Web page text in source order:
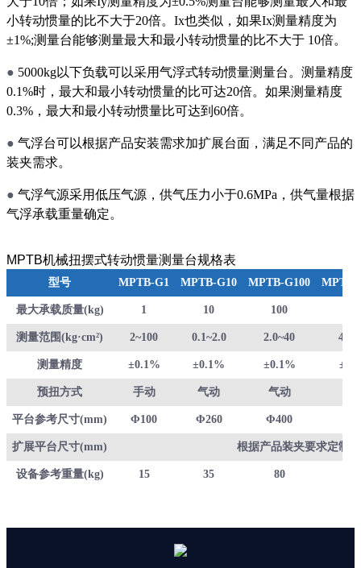
小转动惯量的比不大于20倍。Ix也类似，如果Ix测量精度为
±1%;测量台能够测量最大和最小转动惯量的比不大于 10倍。
● 5000kg以下负载可以采用气浮式转动惯量测量台。测量精度
0.1%时，最大和最小转动惯量的比可达20倍。如果测量精度
0.3%，最大和最小转动惯量比可达到60倍。
● 气浮台可以根据产品安装需求加扩展台面，满足不同产品的
装夹需求。
● 气浮气源采用低压气源，供气压力小于0.6MPa，供气量根据
气浮承载重量确定。
MPTB机械扭摆式转动惯量测量台规格表
型号 MPTB-G1 MPTB-G10 MPTB-G100 MPTB-
最大承载质量(kg) 1 10 100
测量范围(kg·cm²) 2~100 0.1~2.0 2.0~40
测量精度 ±0.1% ±0.1% ±0.1%
预扭方式 手动 气动 气动
平台参考尺寸(mm) Φ100 Φ260 Φ400
扩展平台尺寸(mm) 根据产品装夹要求定制
设备参考重量(kg) 15 35 80